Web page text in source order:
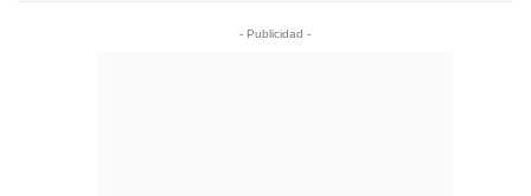
- Publicidad -